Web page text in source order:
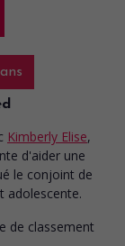
Kimberly Elise,
d'aider une
le conjoint de
adolescente.